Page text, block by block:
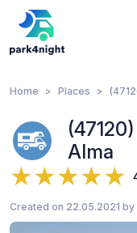
Home Places
Alma
Created on 22.05.2021 by